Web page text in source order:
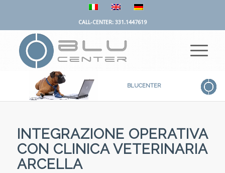
CALL-CENTER: 331.1447619
BLUCENTER
INTEGRAZIONE OPERATIVA
CON CLINICA VETERINARIA
ARCELLA